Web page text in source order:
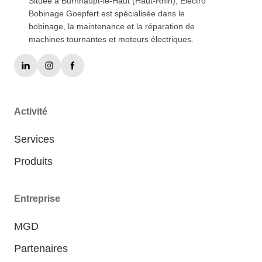
Bobinage Goepfert est spécialisée dans le
bobinage, la maintenance et la réparation de
machines tournantes et moteurs électriques.
Activité
Services
Produits
Entreprise
MGD
Partenaires